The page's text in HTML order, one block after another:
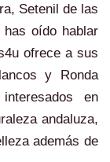
Setenil de las
oído hablar
ofrece a sus
y Ronda
en
andaluza,
además de